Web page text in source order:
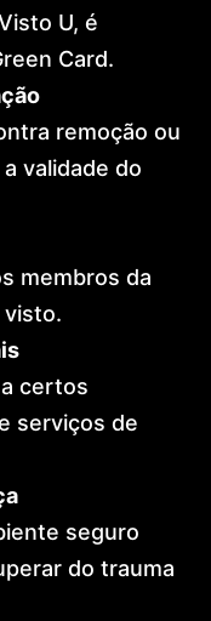
U, é
Card.
remoção ou
validade do
membros da
visto.
certos
serviços de
seguro
do trauma